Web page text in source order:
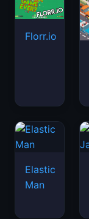
Florr.io
Elastic
Man